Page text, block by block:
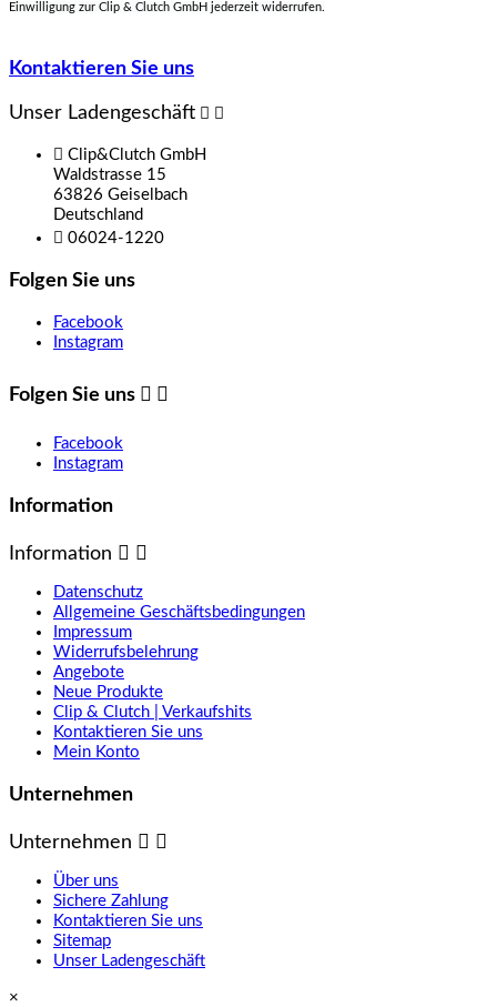
Einwilligung zur Clip & Clutch GmbH jederzeit widerrufen.
Kontaktieren Sie uns
Unser Ladengeschäft  
 Clip&Clutch GmbH
Waldstrasse 15
63826 Geiselbach
Deutschland
 06024-1220
Folgen Sie uns
Facebook
Instagram
Folgen Sie uns  
Facebook
Instagram
Information
Information  
Datenschutz
Allgemeine Geschäftsbedingungen
Impressum
Widerrufsbelehrung
Angebote
Neue Produkte
Clip & Clutch | Verkaufshits
Kontaktieren Sie uns
Mein Konto
Unternehmen
Unternehmen  
Über uns
Sichere Zahlung
Kontaktieren Sie uns
Sitemap
Unser Ladengeschäft
×